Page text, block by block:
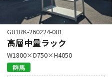
GU1RK-260224-001
高層中量ラック
W1800×D750×H4050
群馬